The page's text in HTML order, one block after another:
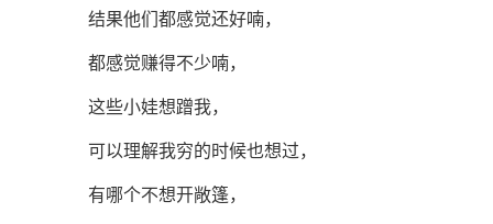
结果他们都感觉还好喃，
都感觉赚得不少喃，
这些小娃想蹭我，
可以理解我穷的时候也想过，
有哪个不想开敞篷，